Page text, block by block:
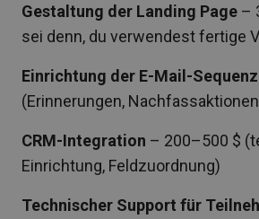
Gestaltung der Landing Page –
sei denn, du verwendest fertige
Einrichtung der E-Mail-Sequenz
(Erinnerungen,
CRM-Integration – 200–500 $
Einrichtung, Feldzuordnung)
Technischer Support für